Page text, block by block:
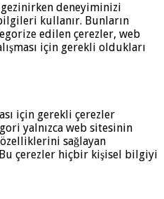
deneyiminizi
kullanır. Bunların
edilen çerezler, web
için gerekli oldukları
için gerekli çerezler
yalnızca web sitesinin
sağlayan
çerezler hiçbir kişisel bilgiyi